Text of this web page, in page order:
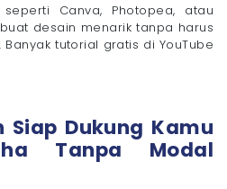
Canva, Photopea, atau
desain menarik tanpa harus
tutorial gratis di YouTube
Siap Dukung Kamu
Tanpa Modal